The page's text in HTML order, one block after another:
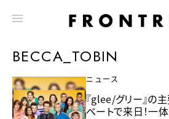
BECCA_TOBIN
ニュース
『glee/グリー』の
ベートで来日！一